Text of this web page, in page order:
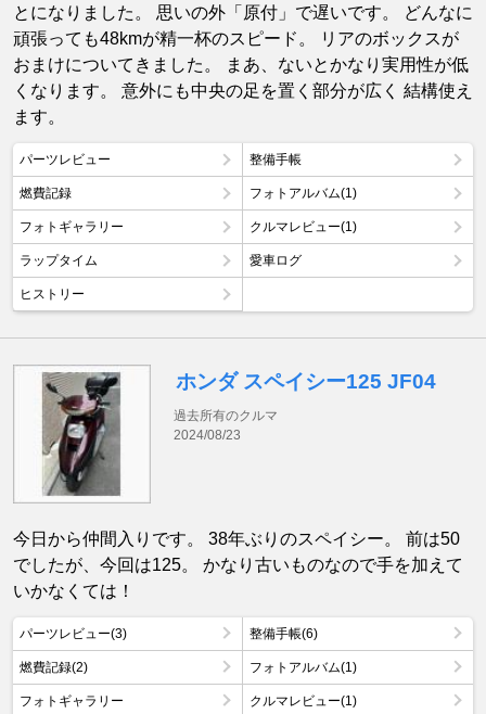
とになりました。 思いの外「原付」で遅いです。 どんなに
頑張っても48kmが精一杯のスピード。 リアのボックスが
おまけについてきました。 まあ、ないとかなり実用性が低
くなります。 意外にも中央の足を置く部分が広く 結構使え
ます。
パーツレビュー 整備手帳
燃費記録 フォトアルバム(1)
フォトギャラリー クルマレビュー(1)
ラップタイム 愛車ログ
ヒストリー
ホンダ スペイシー125 JF04
過去所有のクルマ
2024/08/23
今日から仲間入りです。 38年ぶりのスペイシー。 前は50
でしたが、今回は125。 かなり古いものなので手を加えて
いかなくては！
パーツレビュー(3) 整備手帳(6)
燃費記録(2) フォトアルバム(1)
フォトギャラリー クルマレビュー(1)